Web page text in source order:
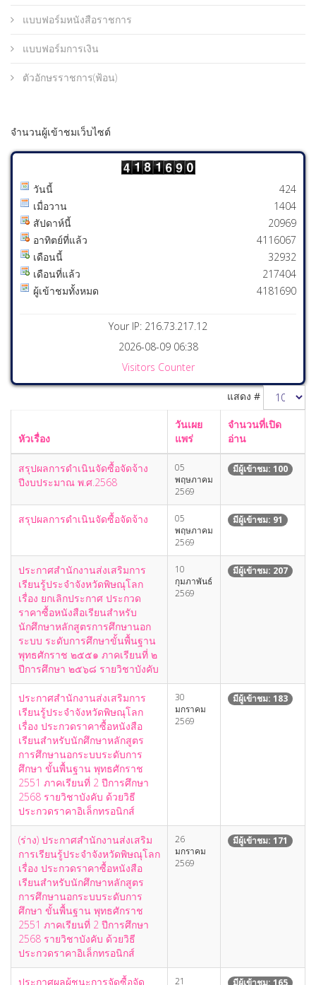
แบบฟอร์มหนังสือราชการ
แบบฟอร์มการเงิน
ตัวอักษรราชการ(ฟ้อน)
จำนวนผู้เข้าชมเว็บไซต์
วันนี้
เมื่อวาน
สัปดาห์นี้
อาทิตย์ที่แล้ว
เดือนนี้
เดือนที่แล้ว
ผู้เข้าชมทั้งหมด
424
1404
20969
4116067
32932
217404
4181690
Your IP: 216.73.217.12
2026-08-09 06:38
Visitors Counter
แสดง #
หัวเรื่อง
วันเผย
แพร่
จำนวนที่เปิด
อ่าน
สรุปผลการดำเนินจัดซื้อจัดจ้าง
ปีงบประมาณ พ.ศ.2568
05
พฤษภาคม
2569
มีผู้เข้าชม: 100
สรุปผลการดำเนินจัดซื้อจัดจ้าง
05
พฤษภาคม
2569
มีผู้เข้าชม: 91
ประกาศสำนักงานส่งเสริมการ
เรียนรู้ประจำจังหวัดพิษณุโลก
เรื่อง ยกเลิกประกาศ ประกวด
ราคาซื้อหนังสือเรียนสำหรับ
นักศึกษาหลักสูตรการศึกษานอก
ระบบ ระดับการศึกษาขั้นพื้นฐาน
พุทธศักราช ๒๕๕๑ ภาคเรียนที่ ๒
ปีการศึกษา ๒๕๖๘ รายวิชาบังคับ
10
กุมภาพันธ์
2569
มีผู้เข้าชม: 207
ประกาศสำนักงานส่งเสริมการ
เรียนรู้ประจำจังหวัดพิษณุโลก
เรื่อง ประกวดราคาซื้อหนังสือ
เรียนสำหรับนักศึกษาหลักสูตร
การศึกษานอกระบบระดับการ
ศึกษา ขั้นพื้นฐาน พุทธศักราช
2551 ภาคเรียนที่ 2 ปีการศึกษา
2568 รายวิชาบังคับ ด้วยวิธี
ประกวดราคาอิเล็กทรอนิกส์
30
มกราคม
2569
มีผู้เข้าชม: 183
(ร่าง) ประกาศสำนักงานส่งเสริม
การเรียนรู้ประจำจังหวัดพิษณุโลก
เรื่อง ประกวดราคาซื้อหนังสือ
เรียนสำหรับนักศึกษาหลักสูตร
การศึกษานอกระบบระดับการ
ศึกษา ขั้นพื้นฐาน พุทธศักราช
2551 ภาคเรียนที่ 2 ปีการศึกษา
2568 รายวิชาบังคับ ด้วยวิธี
ประกวดราคาอิเล็กทรอนิกส์
26
มกราคม
2569
มีผู้เข้าชม: 171
ประกาศผลผู้ชนะการจัดซื้อจัด 21 มีผู้เข้าชม: 165